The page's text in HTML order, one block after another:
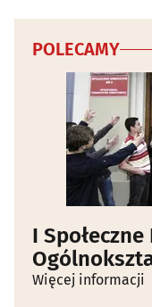
POLECAMY
I Społeczne
Więcej informacji